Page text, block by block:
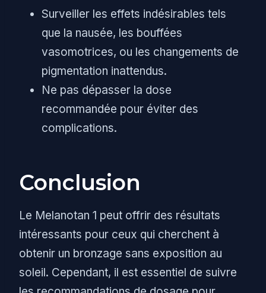
Surveiller les effets indésirables tels
que la nausée, les bouffées
vasomotrices, ou les changements de
pigmentation inattendus.
Ne pas dépasser la dose
recommandée pour éviter des
complications.
Conclusion
Le Melanotan 1 peut offrir des résultats
intéressants pour ceux qui cherchent à
obtenir un bronzage sans exposition au
soleil. Cependant, il est essentiel de suivre